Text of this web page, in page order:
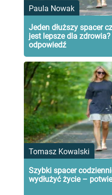
Paula Nowak
Jeden dłuższy spacer
jest lepsze dla
odpowiedź
Tomasz Kowalski
Szybki spacer
wydłużyć życie –